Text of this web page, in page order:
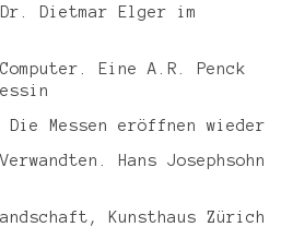
Dietmar Elger im
Eine A.R. Penck
Die Messen eröffnen wieder
Hans Josephsohn
Kunsthaus Zürich